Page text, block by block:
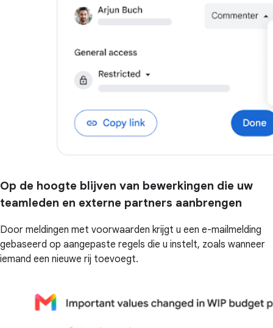
Op de hoogte blijven van bewerkingen die uw
teamleden en externe partners aanbrengen
Door meldingen met voorwaarden krijgt u een e-mailmelding
gebaseerd op aangepaste regels die u instelt, zoals wanneer
iemand een nieuwe rij toevoegt.